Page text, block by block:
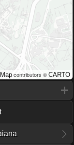
contributors © CARTO